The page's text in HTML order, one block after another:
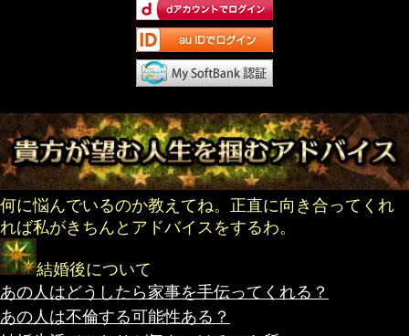
何に悩んでいるのか教えてね。正直に向き合ってくれ
れば私がきちんとアドバイスをするわ。
結婚後について
あの人はどうしたら家事を手伝ってくれる？
あの人は不倫する可能性ある？